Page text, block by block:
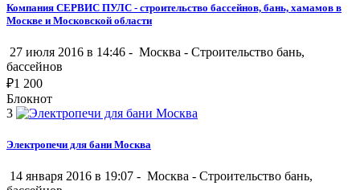
Компания СЕРВИС ПУЛС - строительство бассейнов, бань, хамамов в
Москве и Московской области
27 июля 2016 в 14:46 - Москва - Строительство бань,
бассейнов
₽1 200
Блокнот
3
Электропечи для бани Москва
14 января 2016 в 19:07 - Москва - Строительство бань,